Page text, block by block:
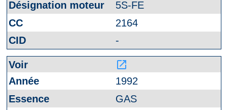
5S-FE
2164
-
launch
1992
GAS